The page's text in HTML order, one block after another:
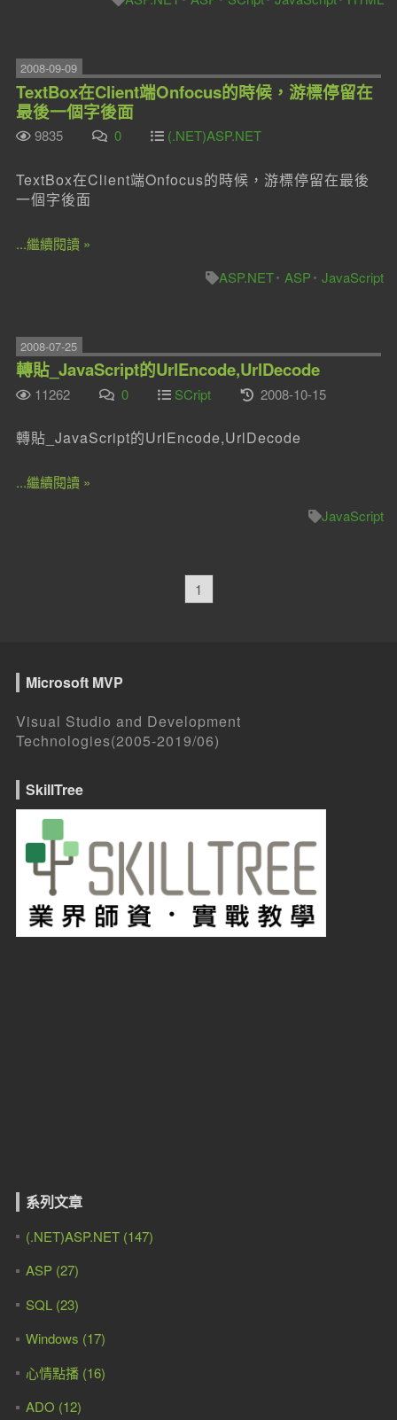
2008-09-09
TextBox在Client端Onfocus的時候，游標停留在
最後一個字後面
9835 0 (.NET)ASP.NET
TextBox在Client端Onfocus的時候，游標停留在最後
一個字後面
...繼續閱讀 »
ASP.NET
ASP JavaScript
2008-07-25
轉貼_JavaScript的UrlEncode,UrlDecode
11262 0 SCript 2008-10-15
轉貼_JavaScript的UrlEncode,UrlDecode
...繼續閱讀 »
JavaScript
1
Microsoft MVP
Visual Studio and Development
Technologies(2005-2019/06)
SkillTree
系列文章
(.NET)ASP.NET (147)
ASP (27)
SQL (23)
Windows (17)
心情點播 (16)
ADO (12)